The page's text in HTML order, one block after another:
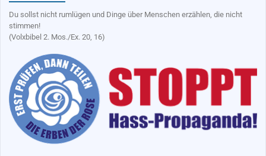
Du sollst nicht rumlügen und Dinge über Menschen erzählen, die nicht
stimmen!
(Volxbibel 2. Mos./Ex. 20, 16)